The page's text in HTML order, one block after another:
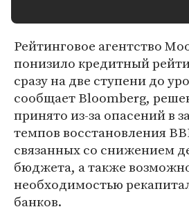
Рейтинговое агентство
понизило кредитный
сразу на две ступени до
сообщает Bloomberg,
принято из-за опасений в
темпов восстановления
связанных со снижением
бюджета, а также
необходимостью
банков.